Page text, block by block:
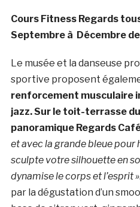
Cours Fitness Regards
Septembre à Décembre
Le musée et la danseuse
sportive proposent
renforcement musculaire
jazz. Sur le toit-terrasse
panoramique Regards
et avec la grande bleue pour
sculpte votre silhouette en
dynamise le corps et l’esprit »
par la dégustation d’un